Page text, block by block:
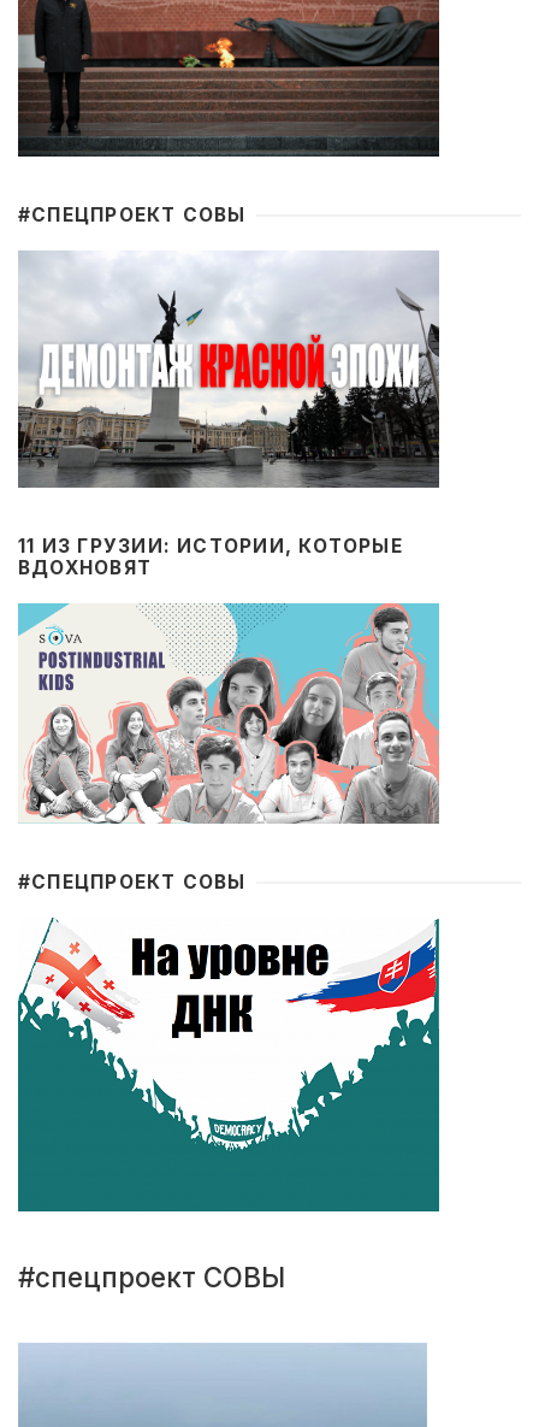
#CПЕЦПРОЕКТ СОВЫ
11 ИЗ ГРУЗИИ: ИСТОРИИ, КОТОРЫЕ
ВДОХНОВЯТ
#CПЕЦПРОЕКТ СОВЫ
#спецпроект СОВЫ